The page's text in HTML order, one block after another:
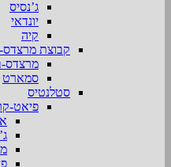
ג’נסיס
יונדאי
קיה
קבוצת
מרצדס-
סמארט
סטלנטיס
פיאט-